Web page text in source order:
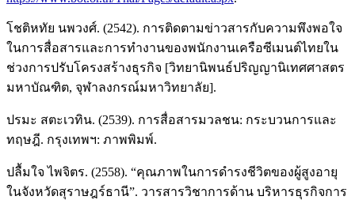
โชติหทัย นพวงศ์. (2542). การติดตามข่าวสารกับความพึงพอใจ
ในการสื่อสารและการทำงานของพนักงานเครือซีเมนต์ไทยใน
ช่วงการปรับโครงสร้างธุรกิจ [วิทยานิพนธ์ปริญญานิเทศศาสตร
มหาบัณฑิต, จุฬาลงกรณ์มหาวิทยาลัย].
ปรมะ สตะเวทิน. (2539). การสื่อสารมวลชน: กระบวนการและ
ทฤษฎี. กรุงเทพฯ: ภาพพิมพ์.
ปลื้มใจ ไพจิตร. (2558). “คุณภาพในการดำรงชีวิตของผู้สูงอายุ
ในจังหวัดสุราษฎร์ธานี”. วารสารวิชาการด้าน บริหารธุรกิจการ